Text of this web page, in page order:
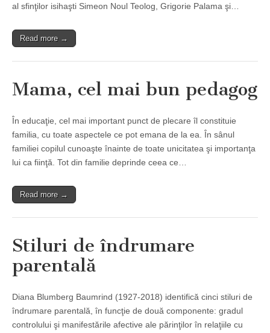
al sfinţilor isihaşti Simeon Noul Teolog, Grigorie Palama şi…
Read more →
Mama, cel mai bun pedagog
În educaţie, cel mai important punct de plecare îl constituie
familia, cu toate aspectele ce pot emana de la ea. În sânul
familiei copilul cunoaşte înainte de toate unicitatea şi importanţa
lui ca fiinţă. Tot din familie deprinde ceea ce…
Read more →
Stiluri de îndrumare
parentală
Diana Blumberg Baumrind (1927-2018) identifică cinci stiluri de
îndrumare parentală, în funcţie de două componente: gradul
controlului şi manifestările afective ale părinţilor în relaţiile cu